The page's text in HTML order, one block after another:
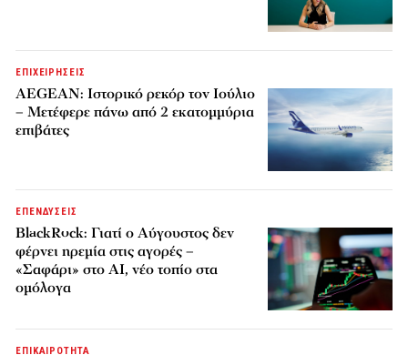
ΕΠΙΧΕΙΡΗΣΕΙΣ
AEGEAN: Ιστορικό ρεκόρ τον Ιούλιο
– Μετέφερε πάνω από 2 εκατομμύρια
επιβάτες
ΕΠΕΝΔΥΣΕΙΣ
BlackRock: Γιατί ο Αύγουστος δεν
φέρνει ηρεμία στις αγορές –
«Σαφάρι» στο AI, νέο τοπίο στα
ομόλογα
ΕΠΙΚΑΙΡΟΤΗΤΑ